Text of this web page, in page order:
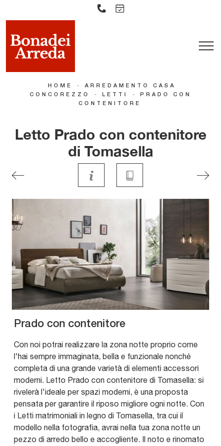
HOME -
ARREDAMENTO CASA
CONCOREZZO
- LETTI -
PRADO CON
CONTENITORE
Letto Prado con contenitore
di Tomasella
Prado con contenitore
Con noi potrai realizzare la zona notte proprio come
l'hai sempre immaginata, bella e funzionale nonché
completa di una grande varietà di elementi accessori
moderni. Letto Prado con contenitore di Tomasella: si
rivelerà l'ideale per spazi moderni, è una proposta
pensata per garantire il riposo migliore ogni notte. Con
i Letti matrimoniali in legno di Tomasella, tra cui il
modello nella fotografia, avrai nella tua zona notte un
pezzo di arredo bello e accogliente. Il noto e rinomato